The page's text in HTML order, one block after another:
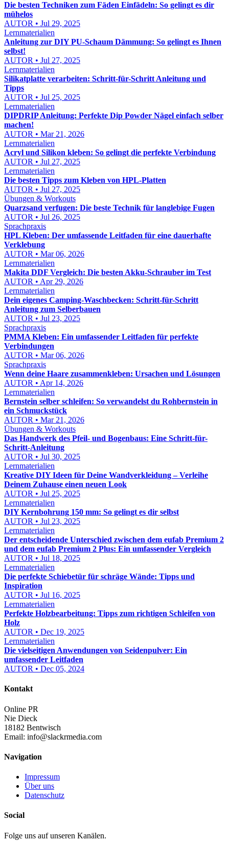
Die besten Techniken zum Fäden Einfädeln: So gelingt es dir
mühelos
AUTOR • Jul 29, 2025
Lernmaterialien
Anleitung zur DIY PU-Schaum Dämmung: So gelingt es Ihnen
selbst!
AUTOR • Jul 27, 2025
Lernmaterialien
Silikatplatte verarbeiten: Schritt-für-Schritt Anleitung und
Tipps
AUTOR • Jul 25, 2025
Lernmaterialien
DIPDRIP Anleitung: Perfekte Dip Powder Nägel einfach selber
machen!
AUTOR • Mar 21, 2026
Lernmaterialien
Acryl und Silikon kleben: So gelingt die perfekte Verbindung
AUTOR • Jul 27, 2025
Lernmaterialien
Die besten Tipps zum Kleben von HPL-Platten
AUTOR • Jul 27, 2025
Übungen & Workouts
Quarzsand verfugen: Die beste Technik für langlebige Fugen
AUTOR • Jul 26, 2025
Sprachpraxis
HPL Kleben: Der umfassende Leitfaden für eine dauerhafte
Verklebung
AUTOR • Mar 06, 2026
Lernmaterialien
Makita DDF Vergleich: Die besten Akku-Schrauber im Test
AUTOR • Apr 29, 2026
Lernmaterialien
Dein eigenes Camping-Waschbecken: Schritt-für-Schritt
Anleitung zum Selberbauen
AUTOR • Jul 23, 2025
Sprachpraxis
PMMA Kleben: Ein umfassender Leitfaden für perfekte
Verbindungen
AUTOR • Mar 06, 2026
Sprachpraxis
Wenn deine Haare zusammenkleben: Ursachen und Lösungen
AUTOR • Apr 14, 2026
Lernmaterialien
Bernstein selber schleifen: So verwandelst du Rohbernstein in
ein Schmuckstück
AUTOR • Mar 21, 2026
Übungen & Workouts
Das Handwerk des Pfeil- und Bogenbaus: Eine Schritt-für-
Schritt-Anleitung
AUTOR • Jul 30, 2025
Lernmaterialien
Kreative DIY Ideen für Deine Wandverkleidung – Verleihe
Deinem Zuhause einen neuen Look
AUTOR • Jul 25, 2025
Lernmaterialien
DIY Kernbohrung 150 mm: So gelingt es dir selbst
AUTOR • Jul 23, 2025
Lernmaterialien
Der entscheidende Unterschied zwischen dem eufab Premium 2
und dem eufab Premium 2 Plus: Ein umfassender Vergleich
AUTOR • Jul 18, 2025
Lernmaterialien
Die perfekte Schiebetür für schräge Wände: Tipps und
Inspiration
AUTOR • Jul 16, 2025
Lernmaterialien
Perfekte Holzbearbeitung: Tipps zum richtigen Schleifen von
Holz
AUTOR • Dec 19, 2025
Lernmaterialien
Die vielseitigen Anwendungen von Seidenpulver: Ein
umfassender Leitfaden
AUTOR • Dec 05, 2024
Kontakt
Online PR
Nie Dieck
18182 Bentwisch
Email: info@slackrmedia.com
Navigation
Impressum
Über uns
Datenschutz
Social
Folge uns auf unseren Kanälen.